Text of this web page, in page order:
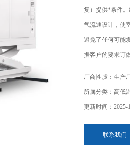
复）提供*条件。
气流通设计，使
避免了任何可能
据客户的要求订
厂商性质：生产
所属分类：高低
更新时间：2025-
联系我们